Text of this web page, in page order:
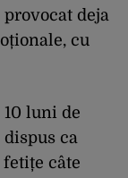
deja
cu
luni de
ca
câte